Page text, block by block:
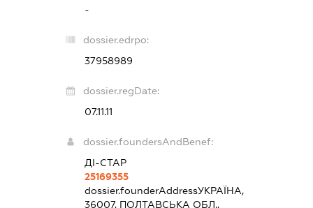
-
dossier.edrpo:
37958989
dossier.regDate:
07.11.11
dossier.foundersAndBenef:
ДІ-СТАР
25169355
dossier.founderAddressУКРАЇНА,
36007, ПОЛТАВСЬКА ОБЛ.,